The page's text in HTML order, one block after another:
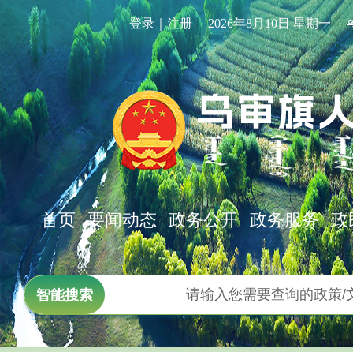
登录｜注册 2026年8月10日 星期一
首页 要闻动态 政务公开 政务服务 政
智能搜索